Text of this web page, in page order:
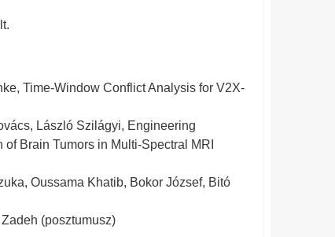
Time-Window Conflict Analysis for V2X-
László Szilágyi, Engineering
Brain Tumors in Multi-Spectral MRI
Oussama Khatib, Bokor József, Bitó
(posztumusz)